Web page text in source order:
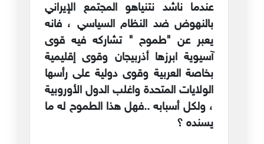
عندما ناشد نتنياهو المجتمع الإيراني
بالنهوض ضد النظام السياسي ، فانه
يعبر عن "طموح " تشاركه فيه قوى
آسيوية ابرزها أذربيجان وقوى إقليمية
بخاصة العربية وقوى دولية على رأسها
الولايات المتحدة واغلب الدول الأوروبية
، ولكل أسبابه ..فهل هذا الطموح له ما
يسنده ؟